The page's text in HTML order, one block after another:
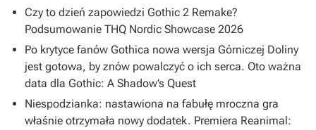
Czy to dzień zapowiedzi Gothic 2 Remake?
Podsumowanie THQ Nordic Showcase 2026
Po krytyce fanów Gothica nowa wersja Górniczej Doliny
jest gotowa, by znów powalczyć o ich serca. Oto ważna
data dla Gothic: A Shadow’s Quest
Niespodzianka: nastawiona na fabułę mroczna gra
właśnie otrzymała nowy dodatek. Premiera Reanimal: